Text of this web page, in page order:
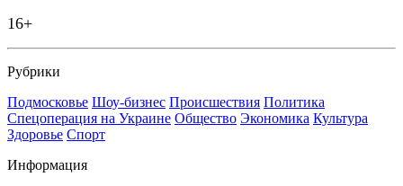
16+
Рубрики
Подмосковье Шоу-бизнес Происшествия Политика
Спецоперация на Украине Общество Экономика Культура
Здоровье Спорт
Информация